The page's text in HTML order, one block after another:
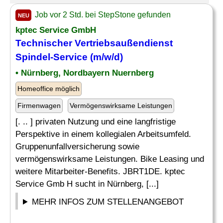
NEU Job vor 2 Std. bei StepStone gefunden
kptec Service GmbH
TechnischerVertriebsaußendienst
Spindel-Service (m/w/d)
• Nürnberg, Nordbayern Nuernberg
Homeoffice möglich
Firmenwagen Vermögenswirksame Leistungen
[. .. ] privaten Nutzung und eine langfristige
Perspektive in einem kollegialen Arbeitsumfeld.
Gruppenunfallversicherung sowie
vermögenswirksame Leistungen. Bike Leasing und
weitere Mitarbeiter-Benefits. JBRT1DE. kptec
Service Gmb H sucht in Nürnberg, [...]
MEHR INFOS ZUM STELLENANGEBOT